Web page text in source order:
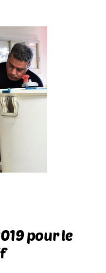
pour le